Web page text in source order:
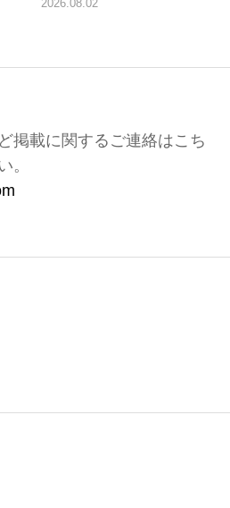
2026.08.02
掲載に関するご連絡はこち
。